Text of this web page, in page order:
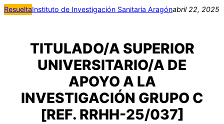
ResueltaInstituto de Investigación Sanitaria Aragónabril 22, 2025
TITULADO/A SUPERIOR
UNIVERSITARIO/A DE
APOYO A LA
INVESTIGACIÓN GRUPO C
[REF. RRHH-25/037]